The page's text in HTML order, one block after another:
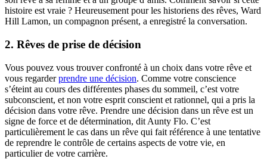
histoire est vraie ? Heureusement pour les historiens des rêves, Ward
Hill Lamon, un compagnon présent, a enregistré la conversation.
2. Rêves de prise de décision
Vous pouvez vous trouver confronté à un choix dans votre rêve et
vous regarderprendre une décision. Comme votre conscience
s’éteint au cours des différentes phases du sommeil, c’est votre
subconscient, et non votre esprit conscient et rationnel, qui a pris la
décision dans votre rêve. Prendre une décision dans un rêve est un
signe de force et de détermination, dit Aunty Flo. C’est
particulièrement le cas dans un rêve qui fait référence à une tentative
de reprendre le contrôle de certains aspects de votre vie, en
particulier de votre carrière.